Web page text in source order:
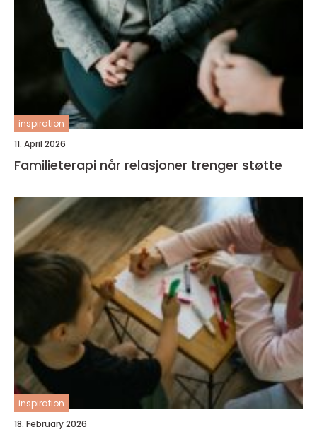
inspiration
11. April 2026
Familieterapi når relasjoner trenger støtte
inspiration
18. February 2026